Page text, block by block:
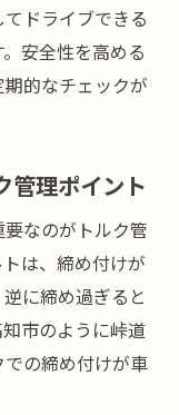
ドライブできる
安全性を高める
的なチェックが
管理ポイント
なのがトルク管
は、締め付けが
に締め過ぎると
市のように峠道
の締め付けが車